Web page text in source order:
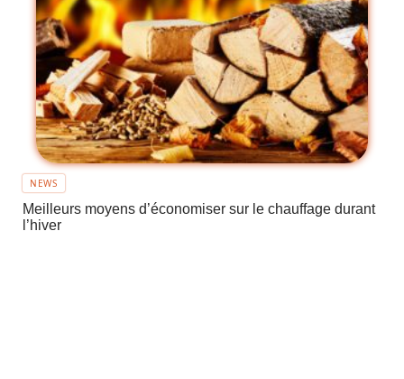
NEWS
Meilleurs moyens d’économiser sur le chauffage durant
l’hiver